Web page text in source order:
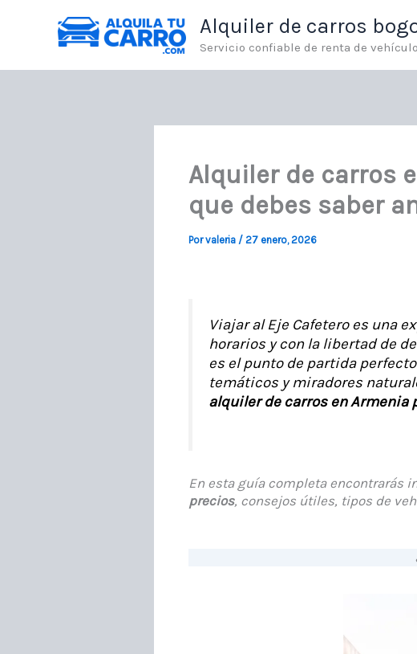
contenido
Alquiler de carros
Servicio confiable de renta de
Alquiler de carros
que debes saber
Porvaleria / 27 enero, 2026
Viajar al Eje Cafetero es una
horarios y con la libertad de
es el punto de partida
temáticos y miradores
alquiler de carros en Armenia
En esta guía completa encontrarás
precios, consejos útiles, tipos de